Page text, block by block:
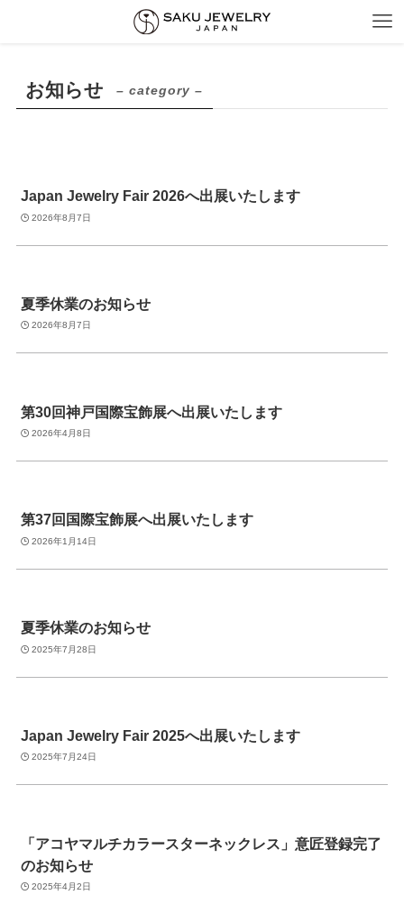
お知らせ – category –
Japan Jewelry Fair 2026へ出展いたします
2026年8月7日
夏季休業のお知らせ
2026年8月7日
第30回神戸国際宝飾展へ出展いたします
2026年4月8日
第37回国際宝飾展へ出展いたします
2026年1月14日
夏季休業のお知らせ
2025年7月28日
Japan Jewelry Fair 2025へ出展いたします
2025年7月24日
「アコヤマルチカラースターネックレス」意匠登録完了
のお知らせ
2025年4月2日